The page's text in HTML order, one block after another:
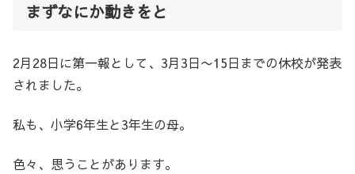
まずなにか動きをと
2月28日に第一報として、3月3日〜15日までの休校が発表
されました。
私も、小学6年生と3年生の母。
色々、思うことがあります。